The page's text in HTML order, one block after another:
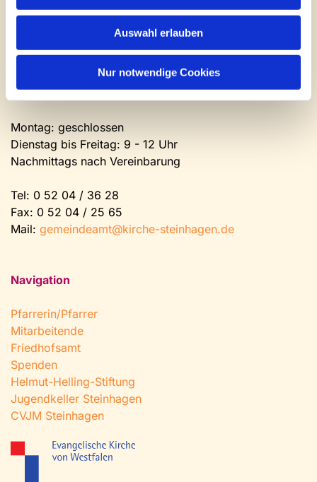
Auswahl erlauben
Nur notwendige Cookies
Mail:gemeindeamt@kirche-steinhagen.de
Newsletter abonnieren
Kontakt und Öffnungszeiten
Gemeinde- und Friedhofsamt
Montag: geschlossen
Dienstag bis Freitag: 9 - 12 Uhr
Nachmittags nach Vereinbarung
Tel: 0 52 04 / 36 28
Fax: 0 52 04 / 25 65
Mail: gemeindeamt@kirche-steinhagen.de
Navigation
Pfarrerin/Pfarrer
Mitarbeitende
Friedhofsamt
Spenden
Helmut-Helling-Stiftung
Jugendkeller Steinhagen
CVJM Steinhagen